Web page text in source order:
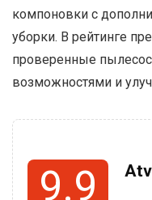
компоновки с
уборки. В рейтинге
проверенные
возможностями и
9.9